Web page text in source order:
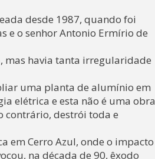
desde 1987, quando foi
e o senhor Antonio Ermírio de
mas havia tanta irregularidade
uma planta de alumínio em
elétrica e esta não é uma obra
contrário, destrói toda e
em Cerro Azul, onde o impacto
na década de 90, êxodo